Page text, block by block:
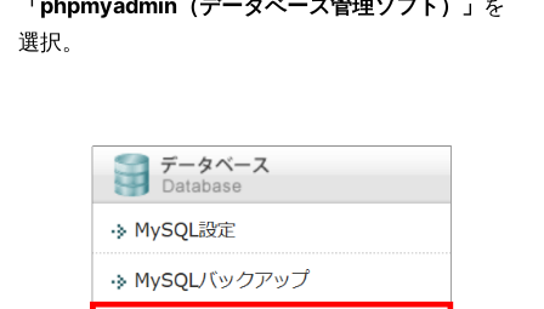
「phpmyadmin（データベース管理ソフト）
」 を
選択。